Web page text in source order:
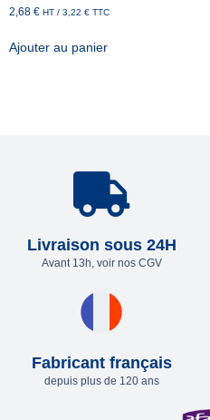
2,68 € HT / 3,22 € TTC
Ajouter au panier
Livraison sous 24H
Avant 13h, voir nos CGV
Fabricant français
depuis plus de 120 ans